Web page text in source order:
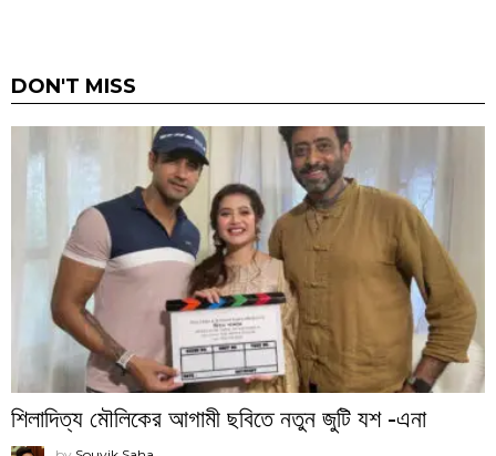
DON'T MISS
শিলাদিত্য মৌলিকের আগামী ছবিতে নতুন জুটি যশ -এনা